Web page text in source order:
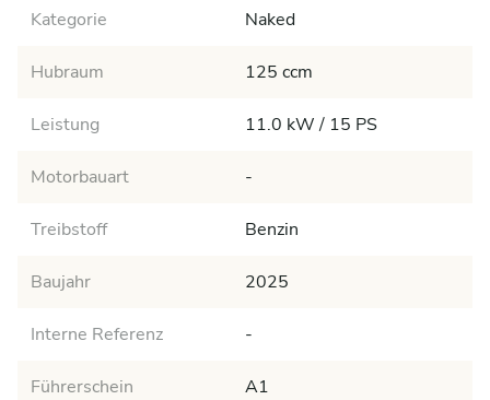
Kategorie Naked
Hubraum 125 ccm
Leistung 11.0 kW / 15 PS
Motorbauart -
Treibstoff Benzin
Baujahr 2025
Interne Referenz -
Führerschein A1